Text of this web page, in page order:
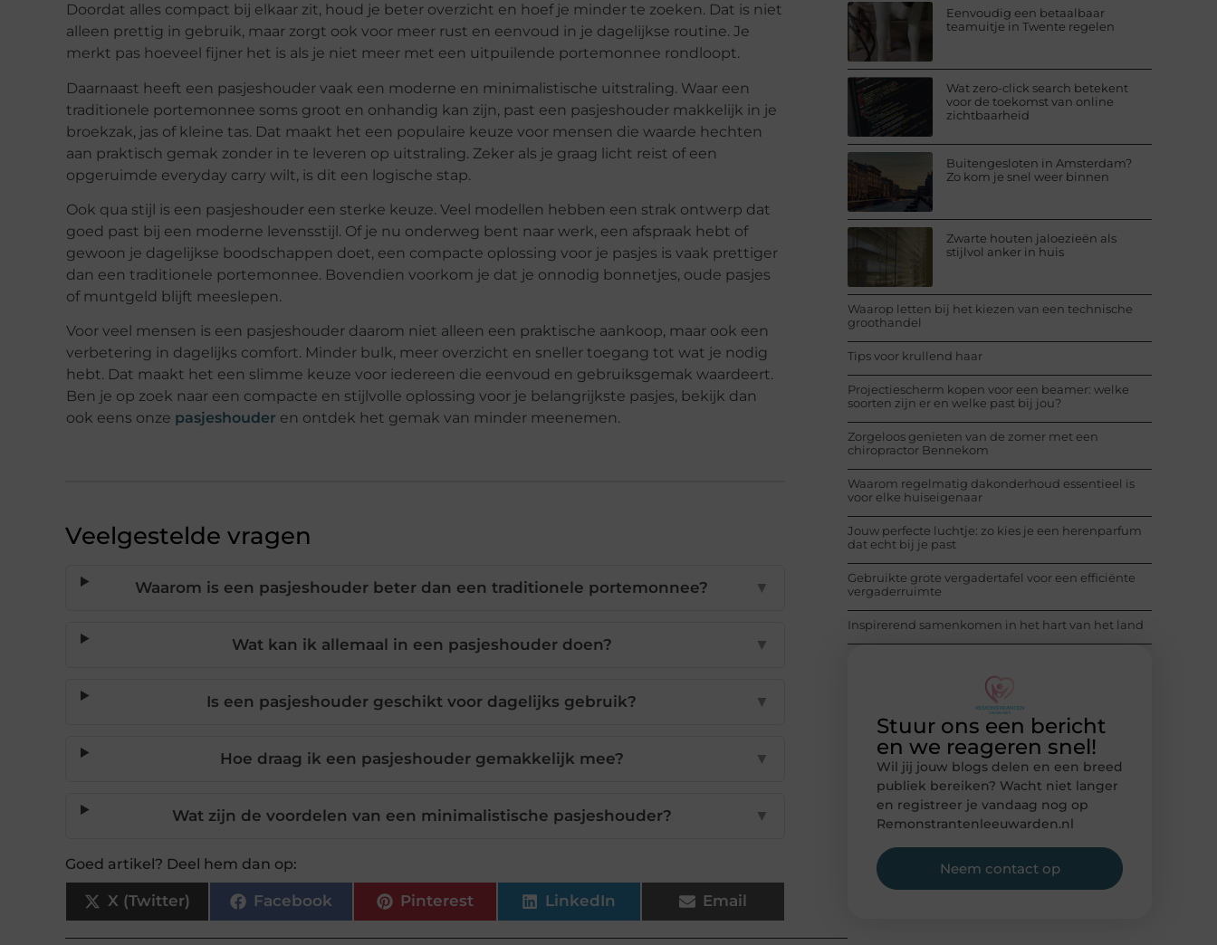
Doordat alles compact bij elkaar zit, houd je beter overzicht en hoef je minder te zoeken. Dat is niet
alleen prettig in gebruik, maar zorgt ook voor meer rust en eenvoud in je dagelijkse routine. Je
merkt pas hoeveel fijner het is als je niet meer met een uitpuilende portemonnee rondloopt.
Daarnaast heeft een pasjeshouder vaak een moderne en minimalistische uitstraling. Waar een
traditionele portemonnee soms groot en onhandig kan zijn, past een pasjeshouder makkelijk in je
broekzak, jas of kleine tas. Dat maakt het een populaire keuze voor mensen die waarde hechten
aan praktisch gemak zonder in te leveren op uitstraling. Zeker als je graag licht reist of een
opgeruimde everyday carry wilt, is dit een logische stap.
Ook qua stijl is een pasjeshouder een sterke keuze. Veel modellen hebben een strak ontwerp dat
goed past bij een moderne levensstijl. Of je nu onderweg bent naar werk, een afspraak hebt of
gewoon je dagelijkse boodschappen doet, een compacte oplossing voor je pasjes is vaak prettiger
dan een traditionele portemonnee. Bovendien voorkom je dat je onnodig bonnetjes, oude pasjes
of muntgeld blijft meeslepen.
Voor veel mensen is een pasjeshouder daarom niet alleen een praktische aankoop, maar ook een
verbetering in dagelijks comfort. Minder bulk, meer overzicht en sneller toegang tot wat je nodig
hebt. Dat maakt het een slimme keuze voor iedereen die eenvoud en gebruiksgemak waardeert.
Ben je op zoek naar een compacte en stijlvolle oplossing voor je belangrijkste pasjes, bekijk dan
ook eens onze pasjeshouder en ontdek het gemak van minder meenemen.
Veelgestelde vragen
Waarom is een pasjeshouder beter dan een traditionele portemonnee? ▼
Wat kan ik allemaal in een pasjeshouder doen? ▼
Is een pasjeshouder geschikt voor dagelijks gebruik? ▼
Hoe draag ik een pasjeshouder gemakkelijk mee? ▼
Wat zijn de voordelen van een minimalistische pasjeshouder? ▼
Goed artikel? Deel hem dan op:
X (Twitter) Facebook Pinterest LinkedIn Email
Eenvoudig een betaalbaar
teamuitje in Twente regelen
Wat zero-click search betekent
voor de toekomst van online
zichtbaarheid
Buitengesloten in Amsterdam?
Zo kom je snel weer binnen
Zwarte houten jaloezieën als
stijlvol anker in huis
Waarop letten bij het kiezen van een technische
groothandel
Tips voor krullend haar
Projectiescherm kopen voor een beamer: welke
soorten zijn er en welke past bij jou?
Zorgeloos genieten van de zomer met een
chiropractor Bennekom
Waarom regelmatig dakonderhoud essentieel is
voor elke huiseigenaar
Jouw perfecte luchtje: zo kies je een herenparfum
dat echt bij je past
Gebruikte grote vergadertafel voor een efficiënte
vergaderruimte
Inspirerend samenkomen in het hart van het land
Stuur ons een bericht
en we reageren snel!
Wil jij jouw blogs delen en een breed
publiek bereiken? Wacht niet langer
en registreer je vandaag nog op
Remonstrantenleeuwarden.nl
Neem contact op